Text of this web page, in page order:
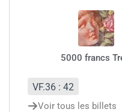
5000 francs
Voir tous les billets
VF.36 : 42